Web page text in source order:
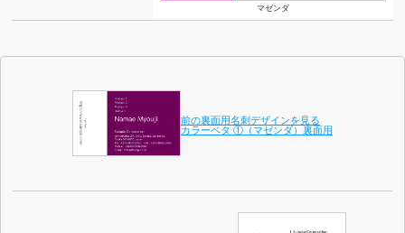
マゼンダ
前の裏面用名刺デザインを見る
カラーベタ ①（マゼンダ）裏面用